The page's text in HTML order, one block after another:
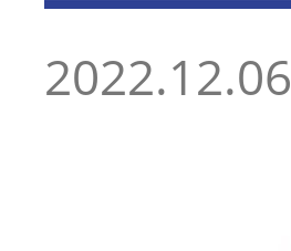
2022.12.06